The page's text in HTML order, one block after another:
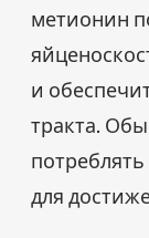
метионин
и
тракта.
для